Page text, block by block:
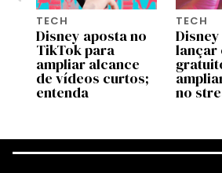
TECH
Disney aposta no
TikTok para
ampliar alcance
de vídeos curtos;
entenda
TECH
lançar
no